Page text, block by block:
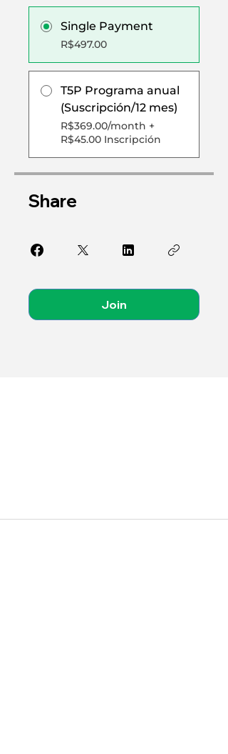
Single Payment
R$497.00
T5P Programa anual
(Suscripción/12 mes)
R$369.00/month +
R$45.00 Inscripción
Share
Join